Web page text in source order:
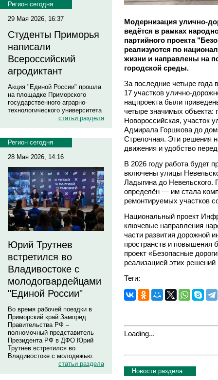
Регион сегодня
29 Мая 2026, 16:37
Студенты Приморья
написали
Всероссийский
агродиктант
Акция "Единой России" прошла
на площадке Приморского
государственного аграрно-
технологического университета
статьи раздела
Регион сегодня
28 Мая 2026, 14:16
Юрий Трутнев
встретился во
Владивостоке с
молодогвардейцами
"Единой России"
Во время рабочей поездки в
Приморский край Зампред
Правительства РФ –
полномочный представитель
Президента РФ в ДФО Юрий
Трутнев встретился во
Владивостоке с молодежью.
статьи раздела
Модернизация улично-
ведётся в рамках
партийного проекта
реализуются по
жизни и направлены на
городской среды.
За последние четыре года
17 участков улично-
нацпроекта были
четыре значимых объекта:
Новороссийская, участок
Адмирала Горшкова до
Стрелочная. Эти решения
движения и удобство
В 2026 году работа будет
включены улицы
Ладыгина до Невельского.
определён — им стала
ремонтируемых участков
Национальный проект
ключевые направления
части развития дорожной
пространств и повышения
проект «Безопасные
реализацией этих решений
Теги:
Loading...
Новости раздела